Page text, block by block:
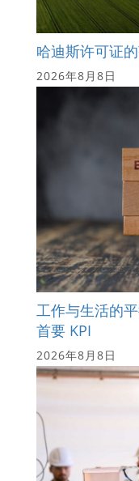
哈迪斯许可证
2026年8月8日
工作与生活的
首要 KPI
2026年8月8日